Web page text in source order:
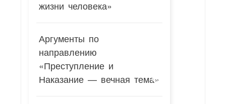
жизни человека»
Аргументы по
направлению
«Преступление и
Наказание — вечная тема»